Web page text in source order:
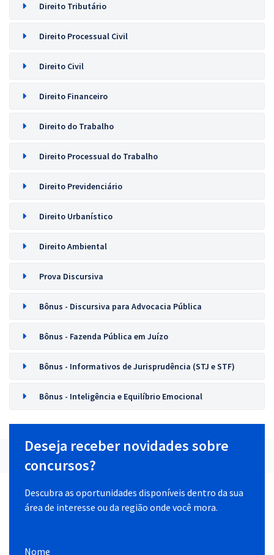
Direito Tributário
Direito Processual Civil
Direito Civil
Direito Financeiro
Direito do Trabalho
Direito Processual do Trabalho
Direito Previdenciário
Direito Urbanístico
Direito Ambiental
Prova Discursiva
Bônus - Discursiva para Advocacia Pública
Bônus - Fazenda Pública em Juízo
Bônus - Informativos de Jurisprudência (STJ e STF)
Bônus - Inteligência e Equilíbrio Emocional
Deseja receber novidades sobre
concursos?
Descubra as oportunidades disponíveis dentro da sua
área de interesse ou da região onde você mora.
Nome